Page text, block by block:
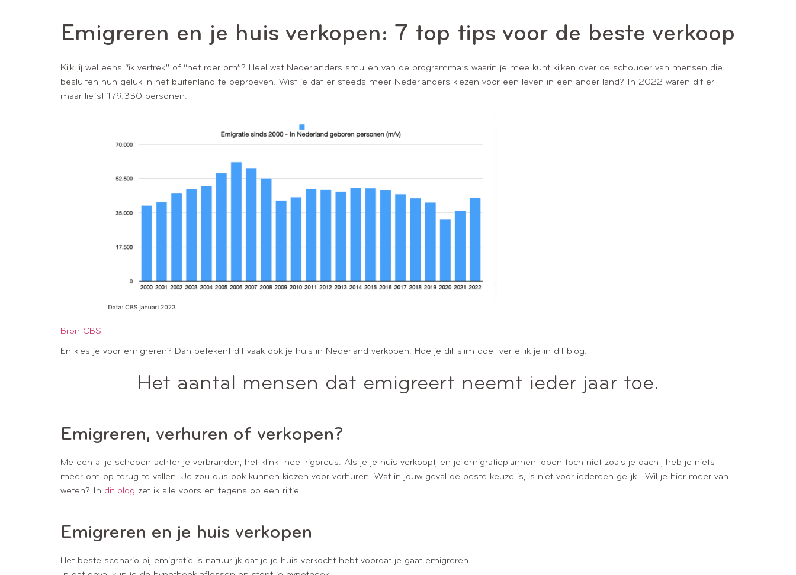
Emigreren en je huis verkopen: 7 top tips voor de beste verkoop
Kijk jij wel eens “ik vertrek” of “het roer om”? Heel wat Nederlanders smullen van de programma’s waarin je mee kunt kijken over de schouder van mensen die
besluiten hun geluk in het buitenland te beproeven. Wist je dat er steeds meer Nederlanders kiezen voor een leven in een ander land? In 2022 waren dit er
maar liefst 179.330 personen.
Bron CBS
En kies je voor emigreren? Dan betekent dit vaak ook je huis in Nederland verkopen. Hoe je dit slim doet vertel ik je in dit blog.
Het aantal mensen dat emigreert neemt ieder jaar toe.
Emigreren, verhuren of verkopen?
Meteen al je schepen achter je verbranden, het klinkt heel rigoreus. Als je je huis verkoopt, en je emigratieplannen lopen toch niet zoals je dacht, heb je niets
meer om op terug te vallen. Je zou dus ook kunnen kiezen voor verhuren. Wat in jouw geval de beste keuze is, is niet voor iedereen gelijk. Wil je hier meer van
weten? In dit blog zet ik alle voors en tegens op een rijtje.
Emigreren en je huis verkopen
Het beste scenario bij emigratie is natuurlijk dat je je huis verkocht hebt voordat je gaat emigreren.